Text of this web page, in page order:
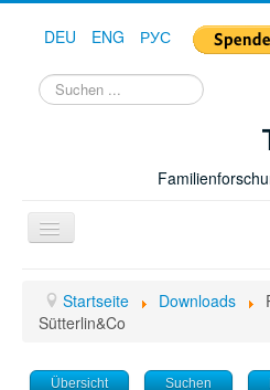
DEU ENG РУС
Suchen
...
Toggle
Navigation
Forum
Startseite Downloads
Sütterlin&Co
Übersicht Suchen